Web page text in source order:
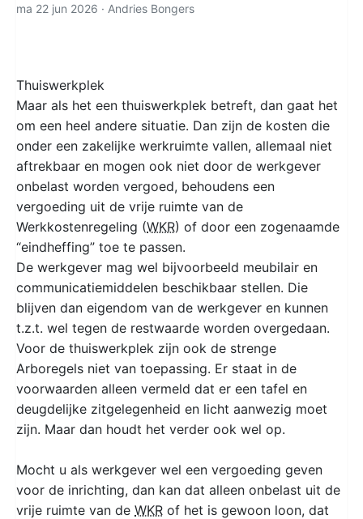
ma 22 jun 2026 · Andries Bongers
Thuiswerkplek
Maar als het een thuiswerkplek betreft, dan gaat het
om een heel andere situatie. Dan zijn de kosten die
onder een zakelijke werkruimte vallen, allemaal niet
aftrekbaar en mogen ook niet door de werkgever
onbelast worden vergoed, behoudens een
vergoeding uit de vrije ruimte van de
Werkkostenregeling (WKR) of door een zogenaamde
“eindheffing” toe te passen.
De werkgever mag wel bijvoorbeeld meubilair en
communicatiemiddelen beschikbaar stellen. Die
blijven dan eigendom van de werkgever en kunnen
t.z.t. wel tegen de restwaarde worden overgedaan.
Voor de thuiswerkplek zijn ook de strenge
Arboregels niet van toepassing. Er staat in de
voorwaarden alleen vermeld dat er een tafel en
deugdelijke zitgelegenheid en licht aanwezig moet
zijn. Maar dan houdt het verder ook wel op.
Mocht u als werkgever wel een vergoeding geven
voor de inrichting, dan kan dat alleen onbelast uit de
vrije ruimte van de WKR of het is gewoon loon, dat